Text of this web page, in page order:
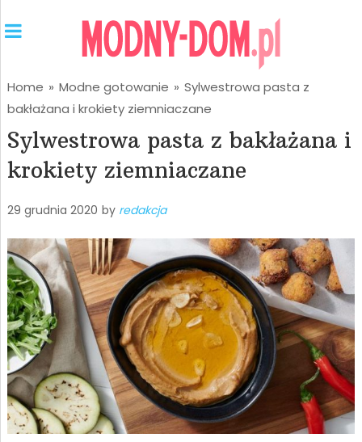
Home » Modne gotowanie » Sylwestrowa pasta z
bakłażana i krokiety ziemniaczane
Sylwestrowa pasta z bakłażana i
krokiety ziemniaczane
29 grudnia 2020 by redakcja